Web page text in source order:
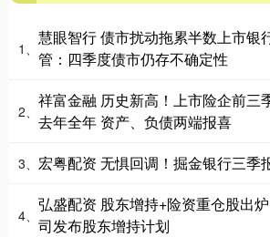
1、
慧眼智行 债市扰动拖累半数上市银
管：四季度债市仍存不确定性
2、
祥富金融 历史新高！上市险企前三
去年全年 资产、负债两端报喜
3、 宏粤配资 无惧回调！掘金银行三季
4、
弘盛配资 股东增持+险资重仓股出
司发布股东增持计划